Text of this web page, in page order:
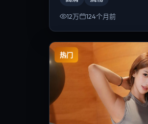
12万 124个月前
热门